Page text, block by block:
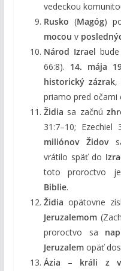
vedeckou
Rusko (Magóg)
mocou v
Národ Izrael bude
66:8). 14. mája
historický zázrak,
priamo pred očami
Židia sa začnú
31:7–10; Ezechiel
miliónov Židov
vrátilo späť do
toto proroctvo
Biblie.
Židia opätovne
Jeruzalemom
proroctvo sa
Jeruzalemopäť
Ázia – králi z